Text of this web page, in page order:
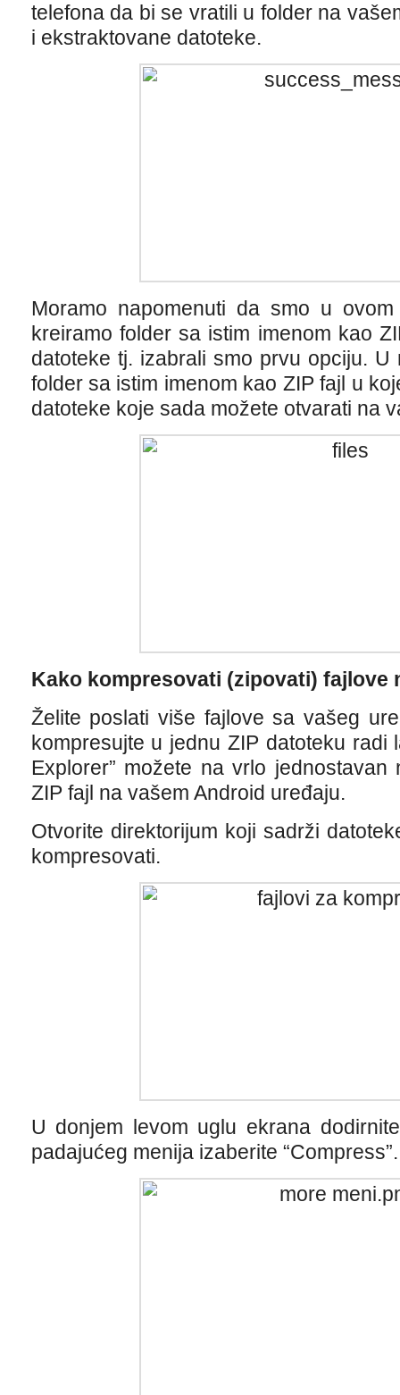
telefona da bi se vratili u folder na
i ekstraktovane datoteke.
Moramo napomenuti da smo u
kreiramo folder sa istim imenom kao
datoteke tj. izabrali smo prvu opciju.
folder sa istim imenom kao ZIP fajl u
datoteke koje sada možete otvarati na
Kako kompresovati (zipovati) fajlove
Želite poslati više fajlove sa vašeg
kompresujte u jednu ZIP datoteku radi
Explorer” možete na vrlo
ZIP fajl na vašem Android uređaju.
Otvorite direktorijum koji sadrži
kompresovati.
U donjem levom uglu ekrana
padajućeg menija izaberite “Compress”.